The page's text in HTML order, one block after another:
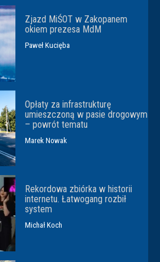
Zjazd MiŚOT w Zakopanem
okiem prezesa MdM
Paweł Kucięba
Opłaty za infrastrukturę
umieszczoną w pasie drogowym
– powrót tematu
Marek Nowak
Rekordowa zbiórka w historii
internetu. Łatwogang rozbił
system
Michał Koch